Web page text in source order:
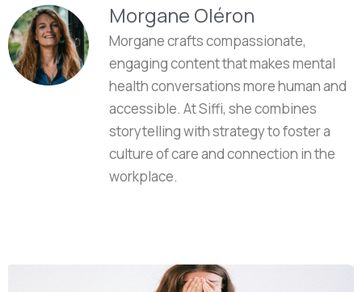
Morgane Oléron
Morgane crafts compassionate,
engaging content that makes mental
health conversations more human and
accessible. At Siffi, she combines
storytelling with strategy to foster a
culture of care and connection in the
workplace.